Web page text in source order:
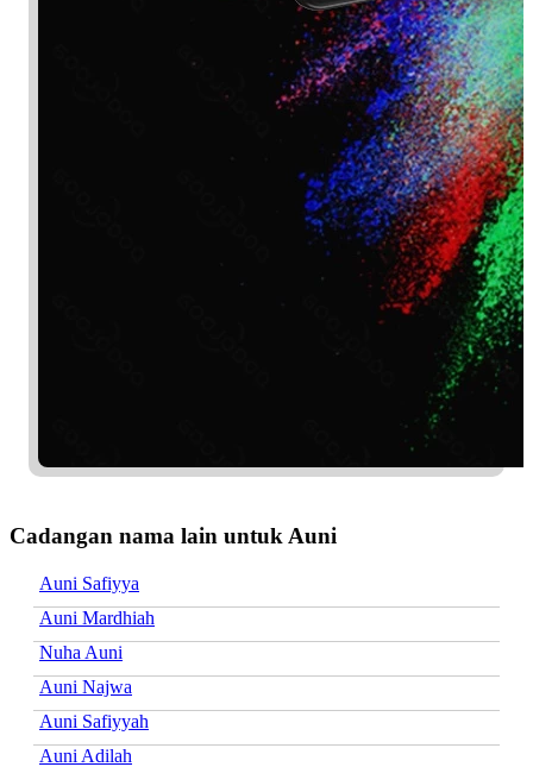
Cadangan nama lain untuk Auni
Auni Safiyya
Auni Mardhiah
Nuha Auni
Auni Najwa
Auni Safiyyah
Auni Adilah